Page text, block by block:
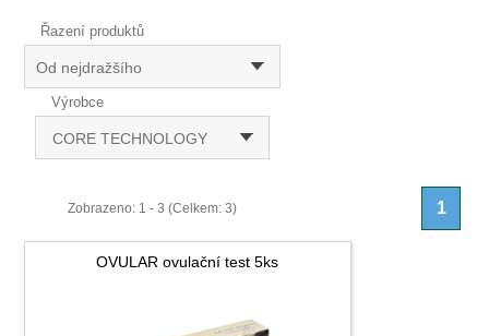
Řazení produktů
Od nejdražšího
Výrobce
CORE TECHNOLOGY
Zobrazeno: 1 - 3 (Celkem: 3) 1
OVULAR ovulační test 5ks